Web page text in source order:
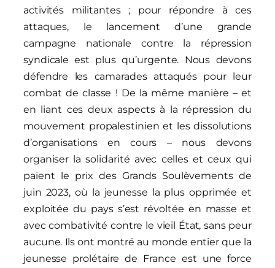
activités militantes ; pour répondre à ces
attaques, le lancement d’une grande
campagne nationale contre la répression
syndicale est plus qu’urgente. Nous devons
défendre les camarades attaqués pour leur
combat de classe ! De la même manière – et
en liant ces deux aspects à la répression du
mouvement propalestinien et les dissolutions
d’organisations en cours – nous devons
organiser la solidarité avec celles et ceux qui
paient le prix des Grands Soulèvements de
juin 2023, où la jeunesse la plus opprimée et
exploitée du pays s’est révoltée en masse et
avec combativité contre le vieil État, sans peur
aucune. Ils ont montré au monde entier que la
jeunesse prolétaire de France est une force